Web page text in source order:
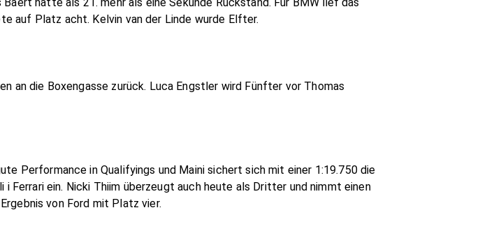
auf Platz acht. Kelvin van der Linde wurde Elfter.
an die Boxengasse zurück. Luca Engstler wird Fünfter vor Thomas
Performance in Qualifyings und Maini sichert sich mit einer 1:19.750 die
Ferrari ein. Nicki Thiim überzeugt auch heute als Dritter und nimmt einen
von Ford mit Platz vier.